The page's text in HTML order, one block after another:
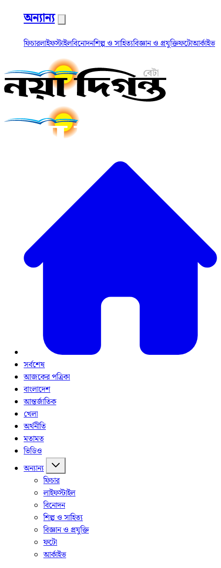
অন্যান্য
ফিচারলাইফস্টাইলবিনোদনশিল্প ও সাহিত্যবিজ্ঞান ও প্রযুক্তিফটোআর্কাইভ
সর্বশেষ
আজকের পত্রিকা
বাংলাদেশ
আন্তর্জাতিক
খেলা
অর্থনীতি
মতামত
ভিডিও
অন্যান্য
ফিচার
লাইফস্টাইল
বিনোদন
শিল্প ও সাহিত্য
বিজ্ঞান ও প্রযুক্তি
ফটো
আর্কাইভ